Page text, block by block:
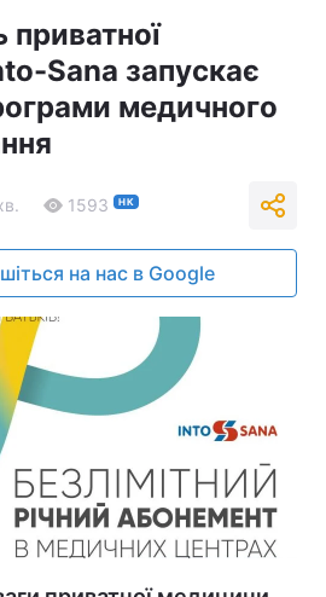
приватної
Sana запускає
медичного
1593 НК
на нас в Google